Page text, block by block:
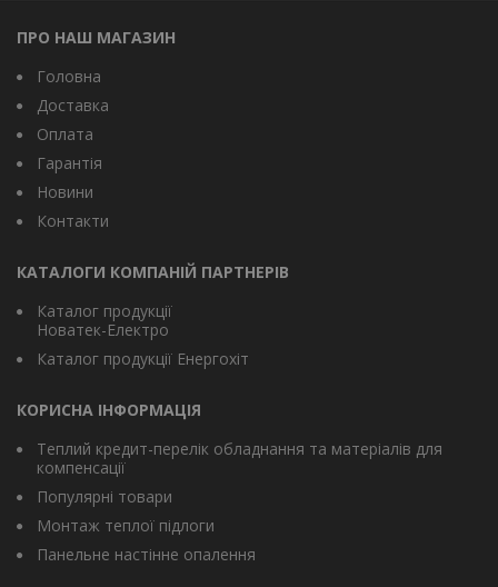
ПРО НАШ МАГАЗИН
Головна
Доставка
Оплата
Гарантія
Новини
Контакти
КАТАЛОГИ КОМПАНІЙ ПАРТНЕРІВ
Каталог продукції
Новатек-Електро
Каталог продукції Енергохіт
КОРИСНА ІНФОРМАЦІЯ
Теплий кредит-перелік обладнання та матеріалів для
компенсації
Популярні товари
Монтаж теплої підлоги
Панельне настінне опалення